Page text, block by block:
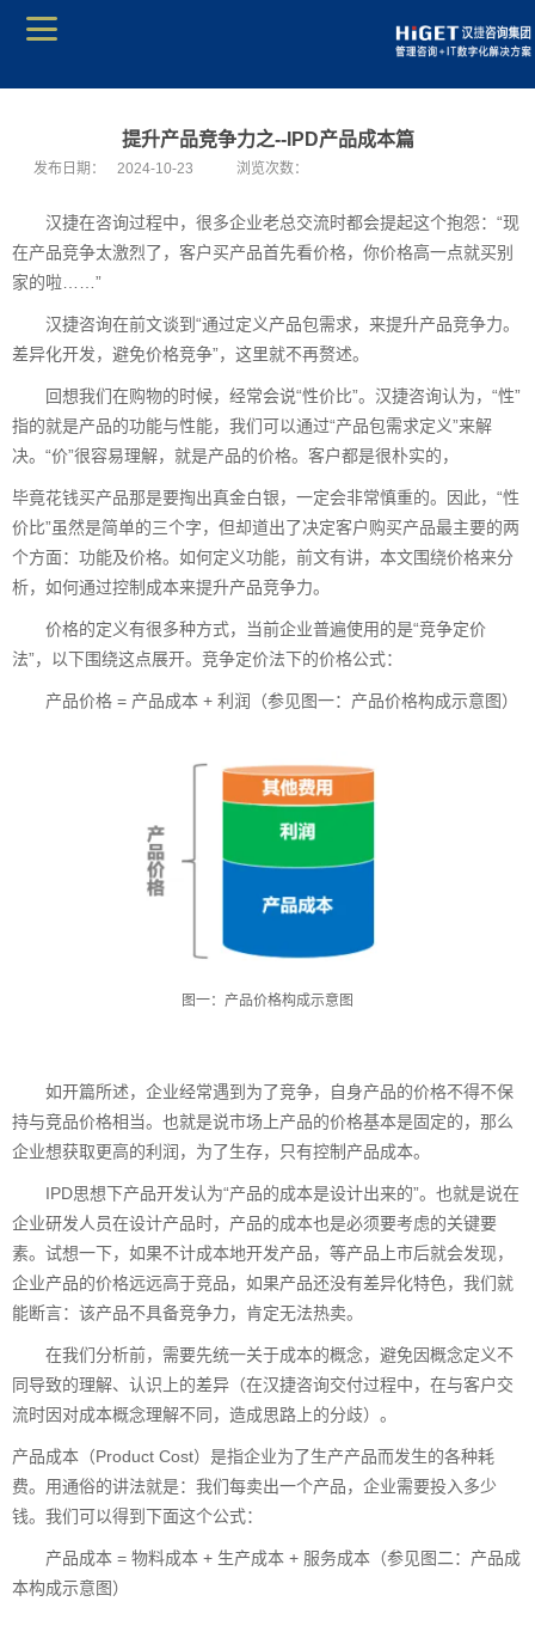
提升产品竞争力之--IPD产品成本篇
发布日期： 2024-10-23 浏览次数：
汉捷在咨询过程中，很多企业老总交流时都会提起这个抱怨：“现
在产品竞争太激烈了，客户买产品首先看价格，你价格高一点就买别
家的啦……”
汉捷咨询在前文谈到“通过定义产品包需求，来提升产品竞争力。
差异化开发，避免价格竞争”，这里就不再赘述。
回想我们在购物的时候，经常会说“性价比”。汉捷咨询认为，“性”
指的就是产品的功能与性能，我们可以通过“产品包需求定义”来解
决。“价”很容易理解，就是产品的价格。客户都是很朴实的，
毕竟花钱买产品那是要掏出真金白银，一定会非常慎重的。因此，“性
价比”虽然是简单的三个字，但却道出了决定客户购买产品最主要的两
个方面：功能及价格。如何定义功能，前文有讲，本文围绕价格来分
析，如何通过控制成本来提升产品竞争力。
价格的定义有很多种方式，当前企业普遍使用的是“竞争定价
法”，以下围绕这点展开。竞争定价法下的价格公式：
产品价格 = 产品成本 + 利润（参见图一：产品价格构成示意图）
图一：产品价格构成示意图
如开篇所述，企业经常遇到为了竞争，自身产品的价格不得不保
持与竞品价格相当。也就是说市场上产品的价格基本是固定的，那么
企业想获取更高的利润，为了生存，只有控制产品成本。
IPD思想下产品开发认为“产品的成本是设计出来的”。也就是说在
企业研发人员在设计产品时，产品的成本也是必须要考虑的关键要
素。试想一下，如果不计成本地开发产品，等产品上市后就会发现，
企业产品的价格远远高于竞品，如果产品还没有差异化特色，我们就
能断言：该产品不具备竞争力，肯定无法热卖。
在我们分析前，需要先统一关于成本的概念，避免因概念定义不
同导致的理解、认识上的差异（在汉捷咨询交付过程中，在与客户交
流时因对成本概念理解不同，造成思路上的分歧）。
产品成本（Product Cost）是指企业为了生产产品而发生的各种耗
费。用通俗的讲法就是：我们每卖出一个产品，企业需要投入多少
钱。我们可以得到下面这个公式：
产品成本 = 物料成本 + 生产成本 + 服务成本（参见图二：产品成
本构成示意图）